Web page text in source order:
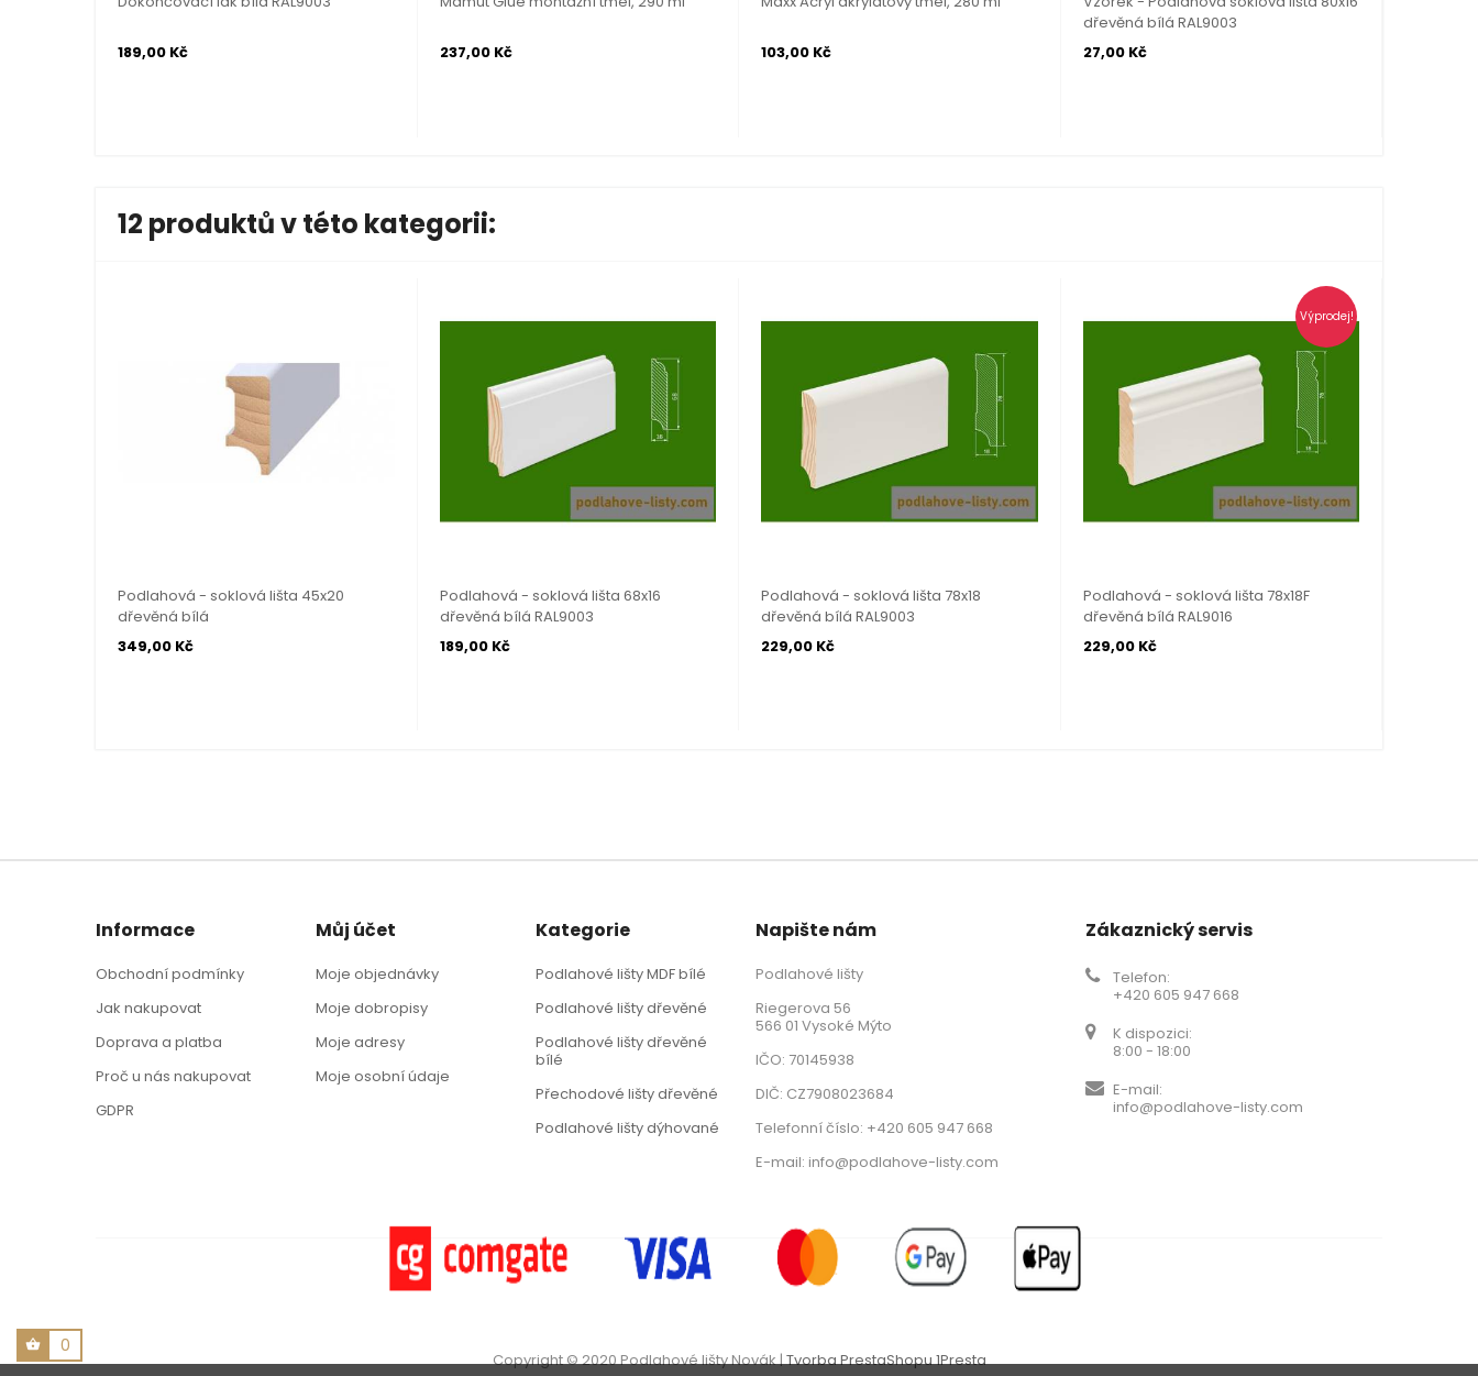
189,00 Kč 237,00 Kč 103,00 Kč
dřevěná bílá RAL9003
27,00 Kč
12 produktů v této kategorii:
Podlahová - soklová lišta 45x20
dřevěná bílá
349,00 Kč
Podlahová - soklová lišta 68x16
dřevěná bílá RAL9003
189,00 Kč
Podlahová - soklová lišta 78x18
dřevěná bílá RAL9003
229,00 Kč
Výprodej!
Podlahová - soklová lišta 78x18F
dřevěná bílá RAL9016
229,00 Kč
Informace
Obchodní podmínky
Jak nakupovat
Doprava a platba
Proč u nás nakupovat
GDPR
Můj účet
Moje objednávky
Moje dobropisy
Moje adresy
Moje osobní údaje
Kategorie
Podlahové lišty MDF bílé
Podlahové lišty dřevěné
Podlahové lišty dřevěné
bílé
Přechodové lišty dřevěné
Podlahové lišty dýhované
Napište nám
Podlahové lišty
Riegerova 56
566 01 Vysoké Mýto
IČO: 70145938
DIČ: CZ7908023684
Telefonní číslo: +420 605 947 668
E-mail: info@podlahove-listy.com
Zákaznický servis
Telefon:
+420 605 947 668
K dispozici:
8:00 - 18:00
E-mail:
info@podlahove-listy.com
Copyright © 2020 Podlahové lišty Novák |Tvorba PrestaShopu 1Presta
0